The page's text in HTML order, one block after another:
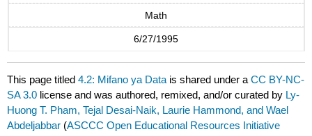
Math
6/27/1995
This page titled4.2: Mifano ya Data is shared under aCC BY-NC-
SA 3.0 license and was authored, remixed, and/or curated by Ly-
Huong T. Pham, Tejal Desai-Naik, Laurie Hammond, and Wael
Abdeljabbar (ASCCC Open Educational Resources Initiative